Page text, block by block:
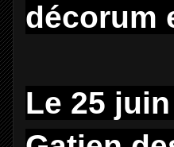
décorum
Le 25